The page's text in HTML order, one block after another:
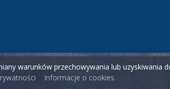
warunków przechowywania lub uzyskiwania
Informacje o cookies